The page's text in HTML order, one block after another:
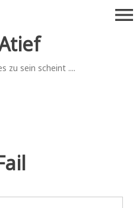
zu sein scheint ....
menu